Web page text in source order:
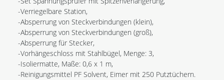
-Verriegelbare Station,
-Absperrung von Steckverbindungen (klein),
-Absperrung von Steckverbindungen (groß),
-Absperrung für Stecker,
-Vorhängeschloss mit Stahlbügel, Menge: 3,
-Isoliermatte, Maße: 0,6 x 1 m,
-Reinigungsmittel PF Solvent, Eimer mit 250 Putztüchern.